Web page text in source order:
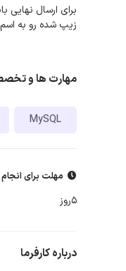
زیپ شده رو به اسم
مهارت ها و
MySQL
مهلت برای انجام
5روز
درباره کارفرما